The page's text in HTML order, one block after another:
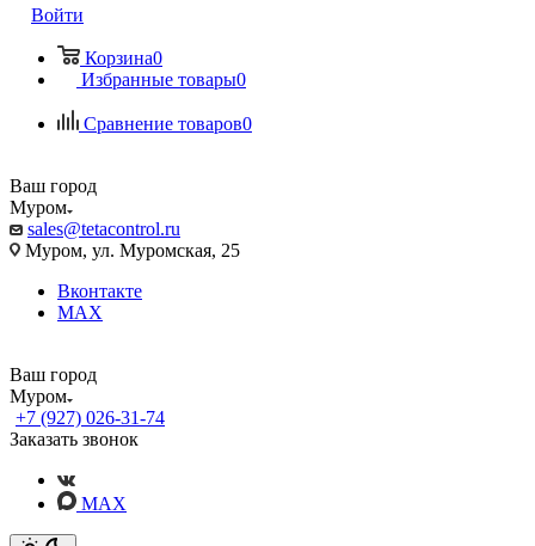
Войти
Корзина0
Избранные товары0
Сравнение товаров0
Ваш город
Муром
sales@tetacontrol.ru
Муром, ул. Муромская, 25
Вконтакте
MAX
Ваш город
Муром
+7 (927) 026-31-74
Заказать звонок
MAX